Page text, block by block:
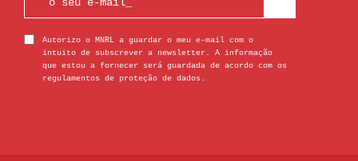
Autorizo o MNRL a guardar o meu e-mail com o
intuito de subscrever a newsletter. A informação
que estou a fornecer será guardada de acordo com os
regulamentos de proteção de dados.